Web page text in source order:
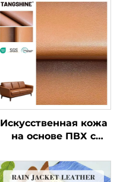
Искусственная кожа
на основе ПВХ с
подкладкой для
сумок и диванов